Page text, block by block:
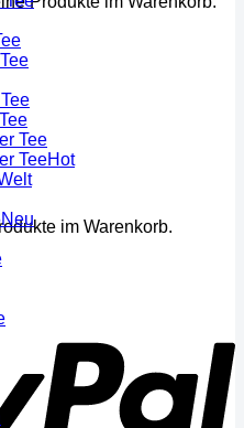
im Warenkorb.
Tee
Tee